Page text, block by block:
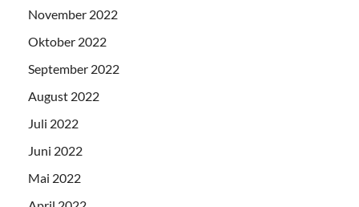
November 2022
Oktober 2022
September 2022
August 2022
Juli 2022
Juni 2022
Mai 2022